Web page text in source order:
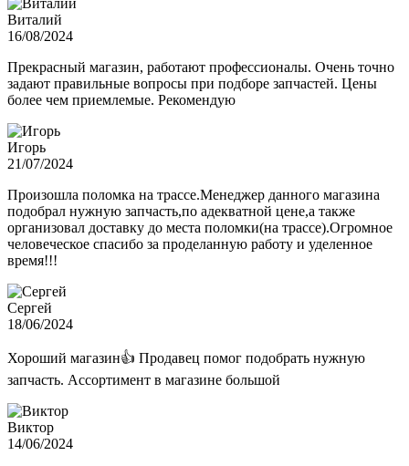
Виталий
16/08/2024
Прекрасный магазин, работают профессионалы. Очень точно
задают правильные вопросы при подборе запчастей. Цены
более чем приемлемые. Рекомендую
Игорь
21/07/2024
Произошла поломка на трассе.Менеджер данного магазина
подобрал нужную запчасть,по адекватной цене,а также
организовал доставку до места поломки(на трассе).Огромное
человеческое спасибо за проделанную работу и уделенное
время!!!
Сергей
18/06/2024
Хороший магазин👍 Продавец помог подобрать нужную
запчасть. Ассортимент в магазине большой
Виктор
14/06/2024